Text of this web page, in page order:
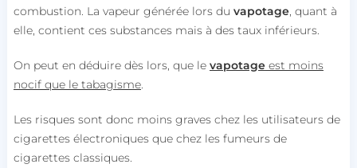
combustion. La vapeur générée lors du vapotage, quant à
elle, contient ces substances mais à des taux inférieurs.
On peut en déduire dès lors, que le vapotageest moins
nocif que le tabagisme.
Les risques sont donc moins graves chez les utilisateurs de
cigarettes électroniques que chez les fumeurs de
cigarettes classiques.